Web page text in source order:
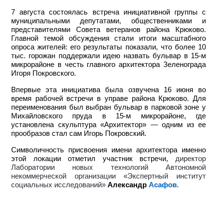
7 августа состоялась встреча инициативной группы с
муниципальными депутатами, общественниками и
представителями Совета ветеранов района Крюково.
Главной темой обсуждения стали итоги масштабного
опроса жителей: его результаты показали, что более 10
тыс. горожан поддержали идею назвать бульвар в 15-м
микрорайоне в честь главного архитектора Зеленограда
Игоря Покровского.
Впервые эта инициатива была озвучена 16 июня во
время рабочей встречи в управе района Крюково. Для
переименования был выбран бульвар в парковой зоне у
Михайловского пруда в 15-м микрорайоне, где
установлена скульптура «Архитектор» — одним из ее
прообразов стал сам Игорь Покровский.
Символичность присвоения имени архитектора именно
этой локации отметил участник встречи, директор
Лаборатории новых технологий Автономной
некоммерческой организации «Экспертный институт
социальных исследований» Александр Асафов.